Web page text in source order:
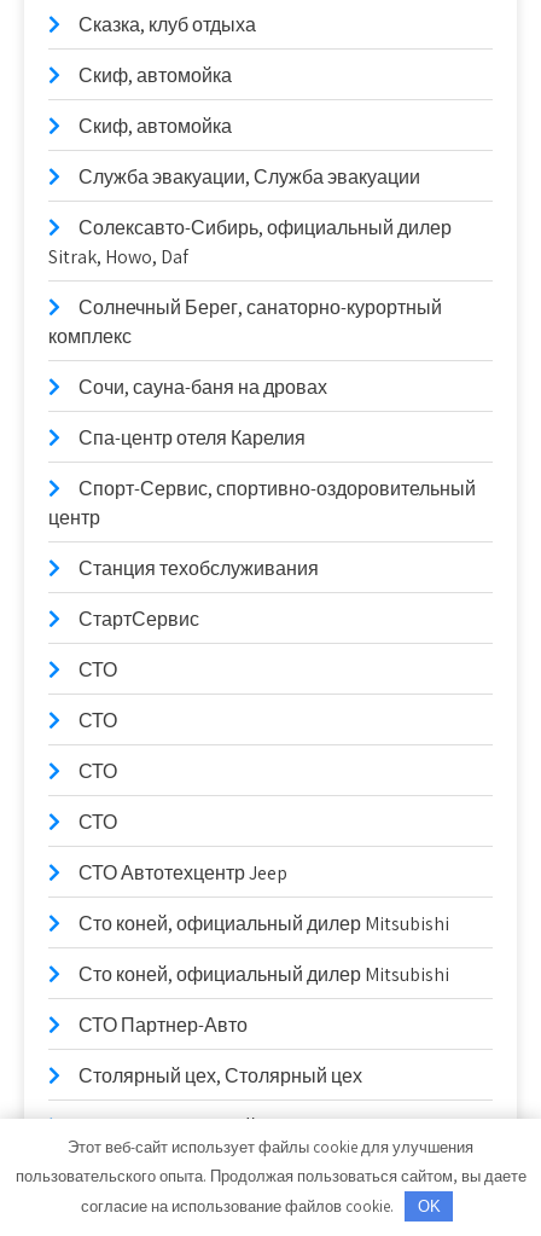
Сказка, клуб отдыха
Скиф, автомойка
Скиф, автомойка
Служба эвакуации, Служба эвакуации
Солексавто-Сибирь, официальный дилер
Sitrak, Howo, Daf
Солнечный Берег, санаторно-курортный
комплекс
Сочи, сауна-баня на дровах
Спа-центр отеля Карелия
Спорт-Сервис, спортивно-оздоровительный
центр
Станция техобслуживания
СтартСервис
СТО
СТО
СТО
СТО
СТО Автотехцентр Jeep
Сто коней, официальный дилер Mitsubishi
Сто коней, официальный дилер Mitsubishi
СТО Партнер-Авто
Столярный цех, Столярный цех
Сулак, гостиничный комплекс
Сывлах, Баня №2
Этот веб-сайт использует файлы cookie для улучшения
пользовательского опыта. Продолжая пользоваться сайтом, вы даете
согласие на использование файлов cookie.
OK